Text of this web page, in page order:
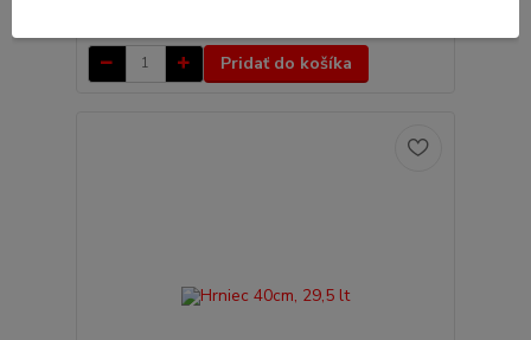
Pridať do košíka